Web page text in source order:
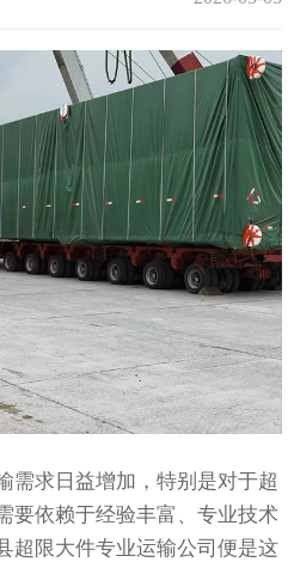
需求日益增加，特别是对于超
要依赖于经验丰富、专业技术
超限大件专业运输公司便是这